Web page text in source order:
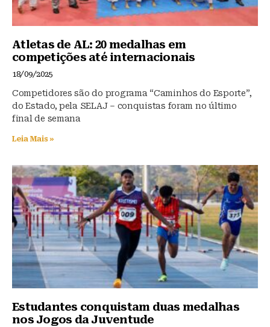
Atletas de AL: 20 medalhas em
competições até internacionais
18/09/2025
Competidores são do programa “Caminhos do Esporte”,
do Estado, pela SELAJ – conquistas foram no último
final de semana
Leia Mais »
Estudantes conquistam duas medalhas
nos Jogos da Juventude